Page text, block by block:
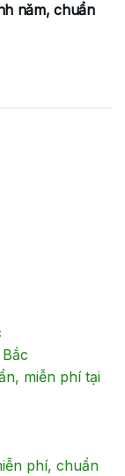
năm, chuẩn
miễn phí tại
phí, chuẩn